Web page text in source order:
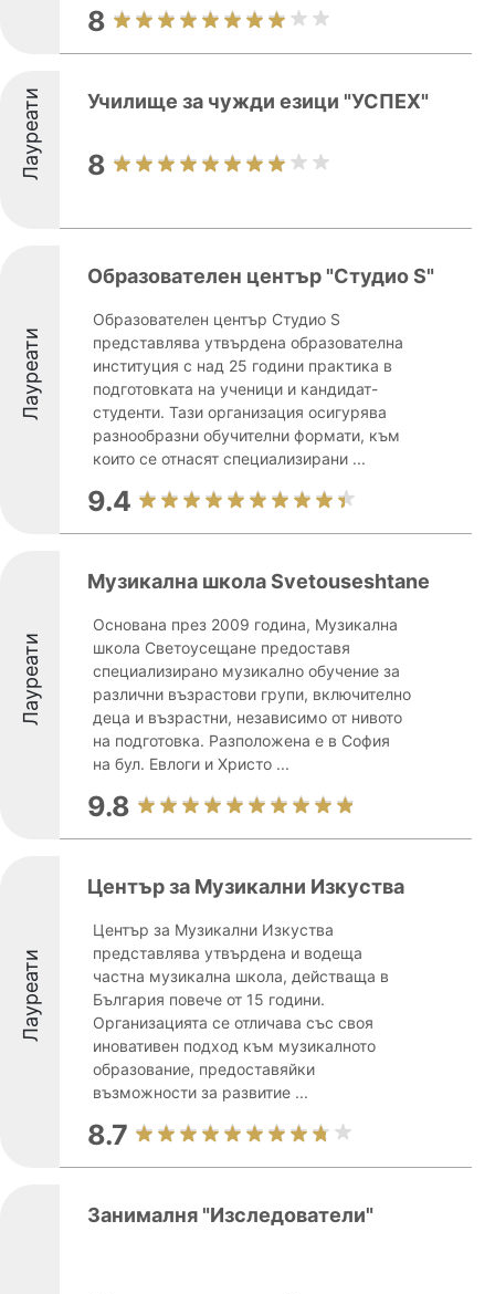
8
Лауреати Училище за чужди езици "УСПЕХ"
8
Лауреати
Образователен център "Студио S"
Образователен център Студио S
представлява утвърдена образователна
институция с над 25 години практика в
подготовката на ученици и кандидат-
студенти. Тази организация осигурява
разнообразни обучителни формати, към
които се отнасят специализирани ...
9.4
Лауреати
Музикална школа Svetouseshtane
Основана през 2009 година, Музикална
школа Светоусещане предоставя
специализирано музикално обучение за
различни възрастови групи, включително
деца и възрастни, независимо от нивото
на подготовка. Разположена е в София
на бул. Евлоги и Христо ...
9.8
Лауреати
Център за Музикални Изкуства
Център за Музикални Изкуства
представлява утвърдена и водеща
частна музикална школа, действаща в
България повече от 15 години.
Организацията се отличава със своя
иновативен подход към музикалното
образование, предоставяйки
възможности за развитие ...
8.7
Занималня "Изследователи"